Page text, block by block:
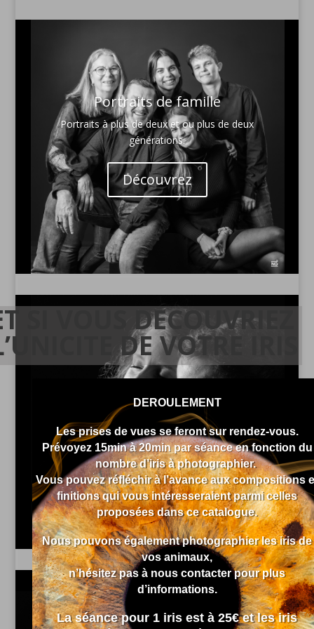
Portraits de famille
Portraits à plus de deux et ou plus de deux
générations.
Découvrez
Portraits en duo ou en solo.
Découvrez
SI VOUS DECOUVRIEZ
DE VOTRE IRIS
DEROULEMENT
Les prises de vues se feront sur rendez-vous.
Prévoyez 15min à 20min par séance en fonction du
nombre d’iris à photographier.
Vous pouvez réfléchir à l’avance aux compositions
finitions qui vous intéresseraient parmi celles
proposées dans ce catalogue.
Nous pouvons également photographier les iris de
vos animaux,
n’hésitez pas à nous contacter pour plus
d’informations.
La séance pour 1 iris est à 25€ et les iris